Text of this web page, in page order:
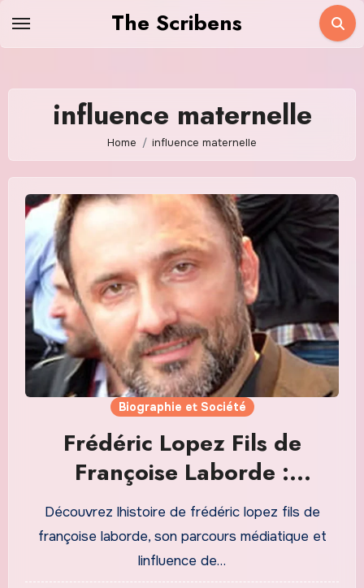
The Scribens
influence maternelle
Home influence maternelle
Biographie et Société
Frédéric Lopez Fils de
Françoise Laborde :
Héritage, Carrière et
Influence dans lEspace
Public Français
Découvrez lhistoire de frédéric lopez fils de
françoise laborde, son parcours médiatique et
linfluence de…